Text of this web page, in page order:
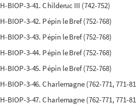
H-BIOP-3-41. Childeruc III (742-752)
H-BIOP-3-42. Pépin le Bref (752-768)
H-BIOP-3-43. Pépin le Bref (752-768)
H-BIOP-3-44. Pépin le Bref (752-768)
H-BIOP-3-45. Pépin le Bref (752-768)
H-BIOP-3-46. Charlemagne (762-771, 771-
H-BIOP-3-47. Charlemagne (762-771, 771-